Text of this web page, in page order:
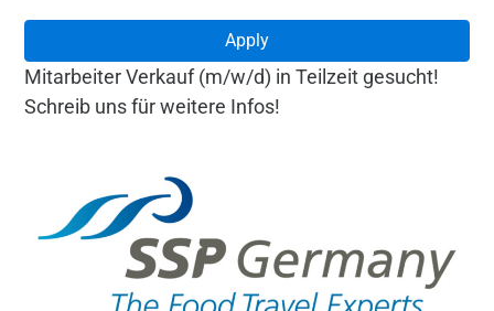
Apply
Mitarbeiter Verkauf (m/w/d) in Teilzeit gesucht!
Schreib uns für weitere Infos!